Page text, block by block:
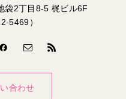
袋2丁目8-5 梶ビル6F
5469）
合わせ